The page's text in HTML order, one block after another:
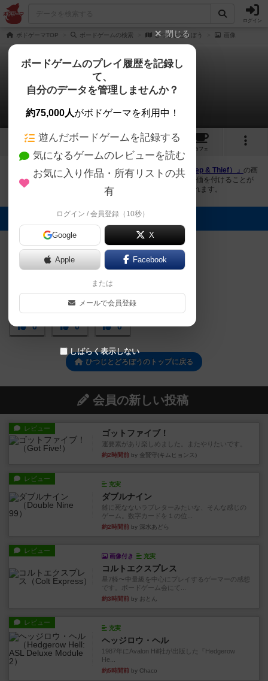
ログイン
ボドゲーマTOP ボードゲームの検索 ひつじとどろぼう 画像
ひつじとどろぼう
3件の画像
3 2
カフェ
ボドゲーマにログインすると、 「ひつじとどろぼう（Sheep & Thief）」 の画
像をアップロード出来たり、他のユーザーの投稿画像に評価を付けることが
できます。また、トップ6の画像は様々なページで表示されます。
トップに表示される画像
0
焼き芋
0 0
ひつじとどろぼうのトップに戻る
会員の新しい投稿
レビュー ゴットファイブ！
運要素があり楽しめました。またやりたいです。
約2時間前 by 金賢守(キムヒョンス)
レビュー
充実
ダブルナイン
雑に死なないラブレターみたいな、そんな感じの
ゲーム。数字カードを１の位...
約2時間前 by 深水あどら
レビュー
画像付き 充実
コルトエクスプレス
星7軽〜中量級を中心にプレイするゲーマーの感想
です。ボードゲーム会にて...
約3時間前 by おとん
レビュー
充実
ヘッジロウ・ヘル
1987年にAvalon Hill社が出版した『Hedgerow
He...
約5時間前 by Chaco
閉じる
ボードゲームのプレイ履歴を記録し
て、
自分のデータを管理しませんか？
約75,000人がボドゲーマを利用中！
遊んだボードゲームを記録する
気になるゲームのレビューを読む
お気に入り作品・所有リストの共
有
ログイン / 会員登録（10秒）
Google X
Apple Facebook
または
メールで会員登録
しばらく表示しない